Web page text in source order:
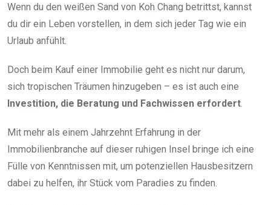
Wenn du den weißen Sand von Koh Chang betrittst, kannst
du dir ein Leben vorstellen, in dem sich jeder Tag wie ein
Urlaub anfühlt.
Doch beim Kauf einer Immobilie geht es nicht nur darum,
sich tropischen Träumen hinzugeben – es ist auch eine
Investition, die Beratung und Fachwissen erfordert
Mit mehr als einem Jahrzehnt Erfahrung in der
Immobilienbranche auf dieser ruhigen Insel bringe ich eine
Fülle von Kenntnissen mit, um potenziellen Hausbesitzern
dabei zu helfen, ihr Stück vom Paradies zu finden.